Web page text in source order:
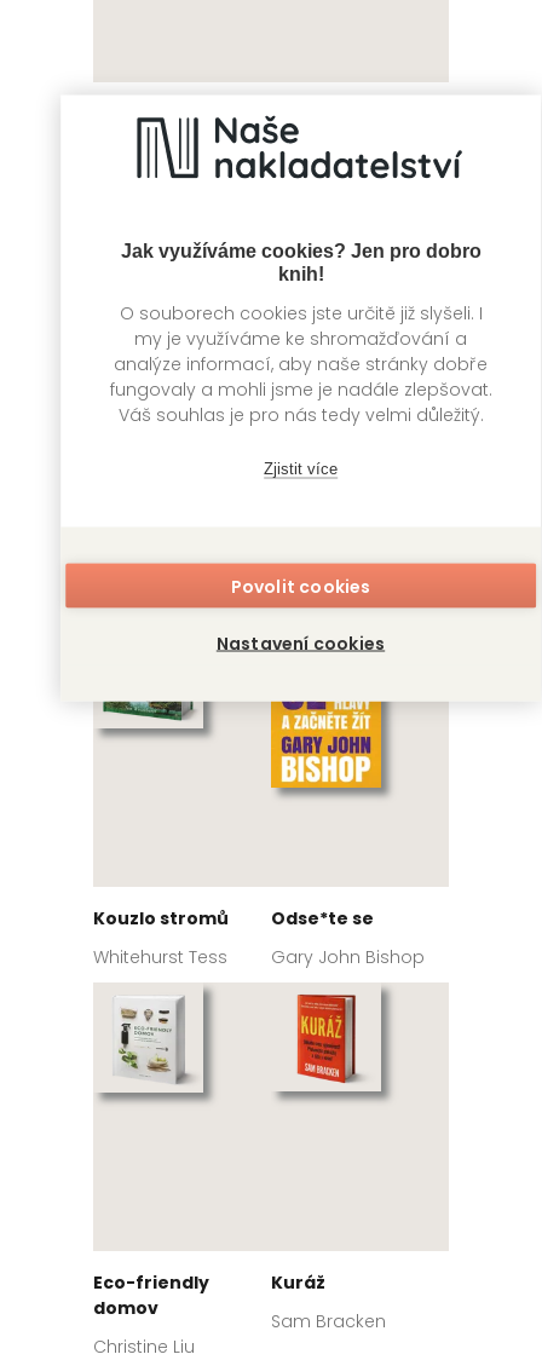
Jak využíváme cookies? Jen pro dobro
knih!
O souborech cookies jste určitě již slyšeli. I
my je využíváme ke shromažďování a
analýze informací, aby naše stránky dobře
fungovaly a mohli jsme je nadále zlepšovat.
Váš souhlas je pro nás tedy velmi důležitý.
Zjistit více
Povolit cookies
Nastavení cookies
Lahodné
probuzení
Kate McMillan
Klíč k
sebeuzdravení
Tobias Esch
Ben Horowitz
Festy Daniéle
Kouzlo stromů
Whitehurst Tess
Odse*te se
Gary John Bishop
Eco-friendly
domov
Christine Liu
Kuráž
Sam Bracken